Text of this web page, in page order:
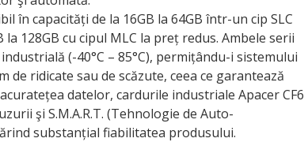
în capacități de la 16GB la 64GB într-un cip SLC
128GB cu cipul MLC la preț redus. Ambele serii
(-40°C – 85°C), permițându-i sistemului
ridicate sau de scăzute, ceea ce garantează
datelor, cardurile industriale Apacer CF6
şi S.M.A.R.T. (Tehnologie de Auto-
substanțial fiabilitatea produsului.